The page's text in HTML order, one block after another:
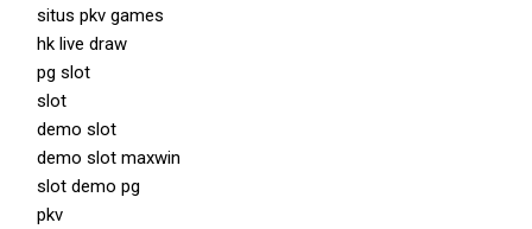
situs pkv games
hk live draw
pg slot
slot
demo slot
demo slot maxwin
slot demo pg
pkv